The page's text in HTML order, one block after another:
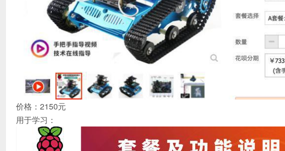
价格：2150元
用于学习：